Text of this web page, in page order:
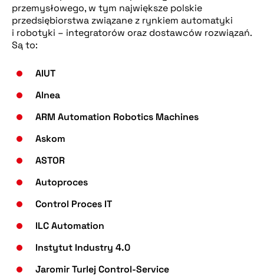
przemysłowego, w tym największe polskie
przedsiębiorstwa związane z rynkiem automatyki
i robotyki – integratorów oraz dostawców rozwiązań.
Są to:
AIUT
Alnea
ARM Automation Robotics Machines
Askom
ASTOR
Autoproces
Control Proces IT
ILC Automation
Instytut Industry 4.0
Jaromir Turlej Control-Service